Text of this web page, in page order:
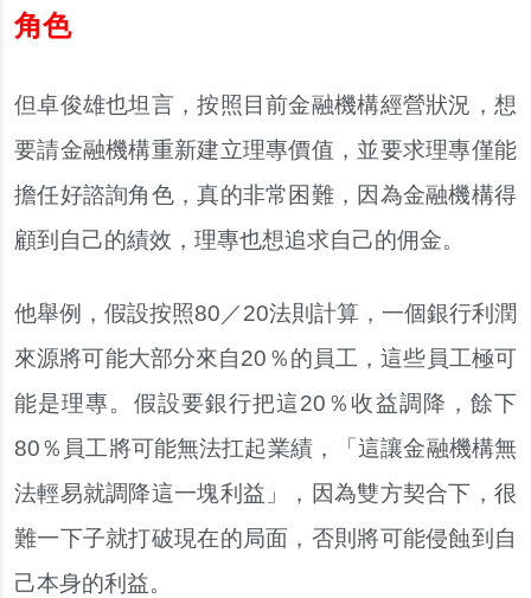
角色
但卓俊雄也坦言，按照目前金融機構經營狀況，想
要請金融機構重新建立理專價值，並要求理專僅能
擔任好諮詢角色，真的非常困難，因為金融機構得
顧到自己的績效，理專也想追求自己的佣金。
他舉例，假設按照80／20法則計算，一個銀行利潤
來源將可能大部分來自20％的員工，這些員工極可
能是理專。假設要銀行把這20％收益調降，餘下
80％員工將可能無法扛起業績，「這讓金融機構無
法輕易就調降這一塊利益」，因為雙方契合下，很
難一下子就打破現在的局面，否則將可能侵蝕到自
己本身的利益。